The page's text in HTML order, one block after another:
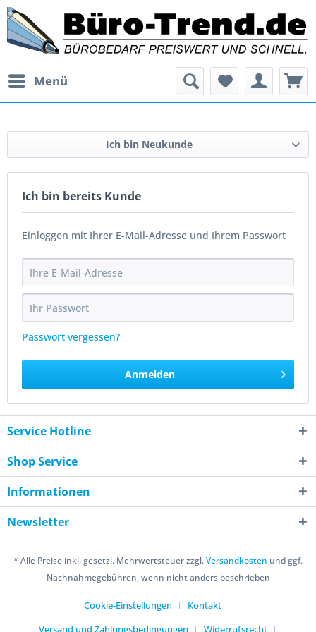
Menü
Ich bin Neukunde
Ich bin bereits Kunde
Einloggen mit Ihrer E-Mail-Adresse und Ihrem Passwort
Passwort vergessen?
Anmelden
Service Hotline
Shop Service
Informationen
Newsletter
* Alle Preise inkl. gesetzl. Mehrwertsteuer zzgl.Versandkosten und ggf.
Nachnahmegebühren, wenn nicht anders beschrieben
Cookie-Einstellungen
Kontakt
Versand und Zahlungsbedingungen
Widerrufsrecht